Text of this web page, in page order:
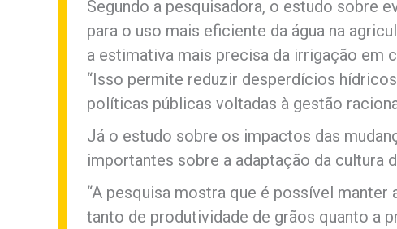
Segundo a pesquisadora, o estudo sobre
para o uso mais eficiente da água na
a estimativa mais precisa da irrigação em
“Isso permite reduzir desperdícios
políticas públicas voltadas à gestão
Já o estudo sobre os impactos das
importantes sobre a adaptação da cultura
“A pesquisa mostra que é possível
tanto de produtividade de grãos quanto a